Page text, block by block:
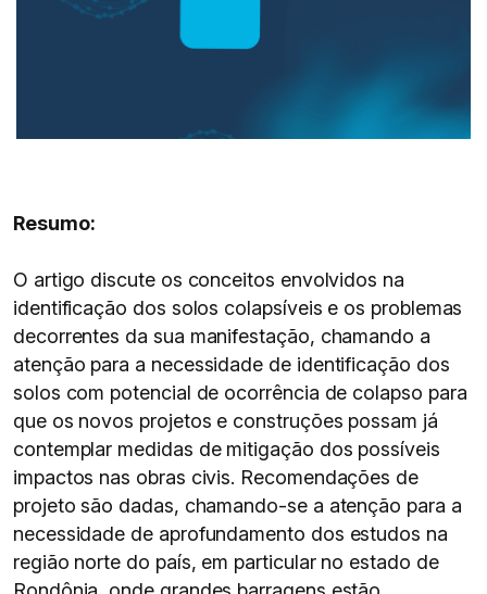
Resumo:
O artigo discute os conceitos envolvidos na
identificação dos solos colapsíveis e os problemas
decorrentes da sua manifestação, chamando a
atenção para a necessidade de identificação dos
solos com potencial de ocorrência de colapso para
que os novos projetos e construções possam já
contemplar medidas de mitigação dos possíveis
impactos nas obras civis. Recomendações de
projeto são dadas, chamando-se a atenção para a
necessidade de aprofundamento dos estudos na
região norte do país, em particular no estado de